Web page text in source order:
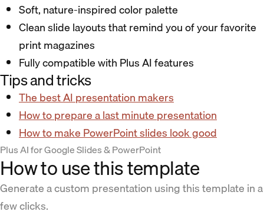
Soft, nature-inspired color palette
Clean slide layouts that remind you of your favorite
print magazines
Fully compatible with Plus AI features
Tips and tricks
The best AI presentation makers
How to prepare a last minute presentation
How to make PowerPoint slides look good
Plus AI for Google Slides & PowerPoint
How to use this template
Generate a custom presentation using this template in a
few clicks.